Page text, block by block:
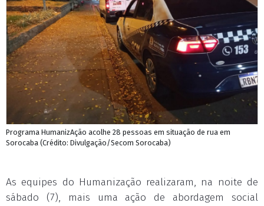
Programa HumanizAção acolhe 28 pessoas em situação de rua em
Sorocaba (Crédito: Divulgação/Secom Sorocaba)
As equipes do Humanização realizaram, na noite de
sábado (7), mais uma ação de abordagem social